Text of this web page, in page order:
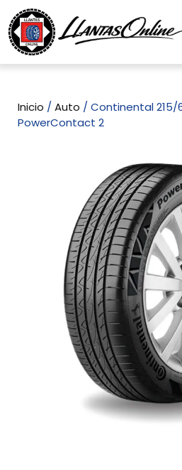
Inicio / Auto / Continental 215/
PowerContact 2